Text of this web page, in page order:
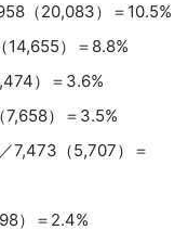
（20,083）＝10.5%
14,655）＝8.8%
）＝3.6%
）＝3.5%
7,473（5,707）＝
）＝2.4%